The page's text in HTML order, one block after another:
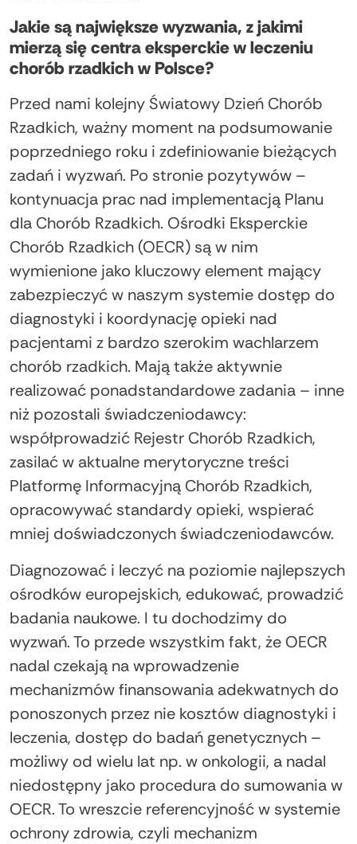
Jakie są największe wyzwania, z jakimi
mierzą się centra eksperckie w leczeniu
chorób rzadkich w Polsce?
Przed nami kolejny Światowy Dzień Chorób
Rzadkich, ważny moment na podsumowanie
poprzedniego roku i zdefiniowanie bieżących
zadań i wyzwań. Po stronie pozytywów –
kontynuacja prac nad implementacją Planu
dla Chorób Rzadkich. Ośrodki Eksperckie
Chorób Rzadkich (OECR) są w nim
wymienione jako kluczowy element mający
zabezpieczyć w naszym systemie dostęp do
diagnostyki i koordynację opieki nad
pacjentami z bardzo szerokim wachlarzem
chorób rzadkich. Mają także aktywnie
realizować ponadstandardowe zadania – inne
niż pozostali świadczeniodawcy:
współprowadzić Rejestr Chorób Rzadkich,
zasilać w aktualne merytoryczne treści
Platformę Informacyjną Chorób Rzadkich,
opracowywać standardy opieki, wspierać
mniej doświadczonych świadczeniodawców.
Diagnozować i leczyć na poziomie najlepszych
ośrodków europejskich, edukować, prowadzić
badania naukowe. I tu dochodzimy do
wyzwań. To przede wszystkim fakt, że OECR
nadal czekają na wprowadzenie
mechanizmów finansowania adekwatnych do
ponoszonych przez nie kosztów diagnostyki i
leczenia, dostęp do badań genetycznych –
możliwy od wielu lat np. w onkologii, a nadal
niedostępny jako procedura do sumowania w
OECR. To wreszcie referencyjność w systemie
ochrony zdrowia, czyli mechanizm